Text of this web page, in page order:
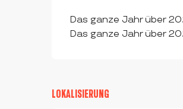
Das ganze Jahr über
Das ganze Jahr über
LOKALISIERUNG